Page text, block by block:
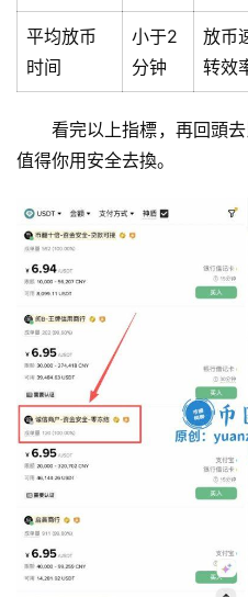
平均放币
时间
小于2
分钟
放币
转效
看完以上指標，再回頭
值得你用安全去換。